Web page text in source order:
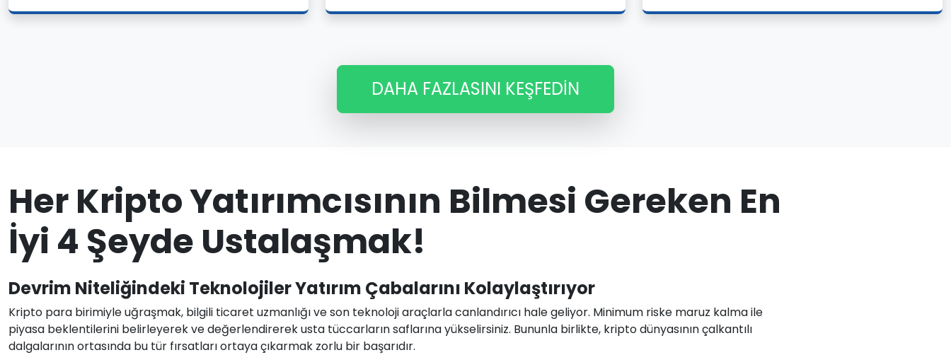
DAHA FAZLASINI KEŞFEDIN
Her Kripto Yatırımcısının Bilmesi Gereken En
İyi 4 Şeyde Ustalaşmak!
Devrim Niteliğindeki Teknolojiler Yatırım Çabalarını Kolaylaştırıyor
Kripto para birimiyle uğraşmak, bilgili ticaret uzmanlığı ve son teknoloji araçlarla canlandırıcı hale geliyor. Minimum riske maruz kalma ile
piyasa beklentilerini belirleyerek ve değerlendirerek usta tüccarların saflarına yükselirsiniz. Bununla birlikte, kripto dünyasının çalkantılı
dalgalarının ortasında bu tür fırsatları ortaya çıkarmak zorlu bir başarıdır.